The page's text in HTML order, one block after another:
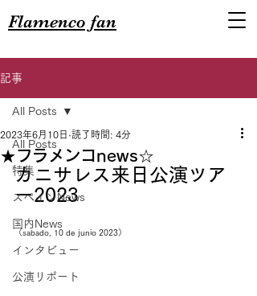
Flamenco fan
記事
All Posts
特集
スペインNews
国内News
インタビュー
公演リポート
All Posts
★フラメンコnews☆
2023年6月10日 読了時間: 4分
カニサレス来日公演ツア
ー2023
（sabado, 10 de junio 2023）